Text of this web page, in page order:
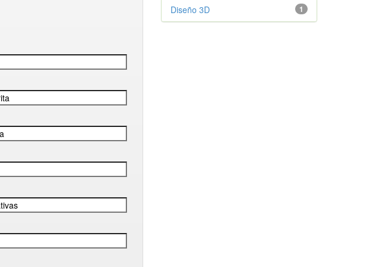
1
Diseño 3D